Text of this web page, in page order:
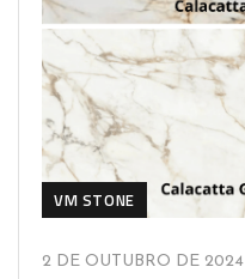
VM STONE
2 DE OUTUBRO DE 2024